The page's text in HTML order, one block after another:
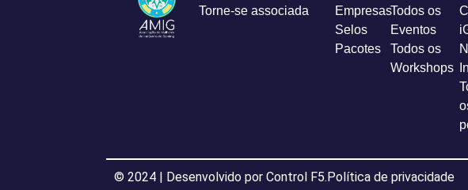
Torne-se associada
Empresas
Selos
Pacotes
Todos os
Eventos
Todos os
Workshops
© 2024 | Desenvolvido por Control F5. Política de privacidade